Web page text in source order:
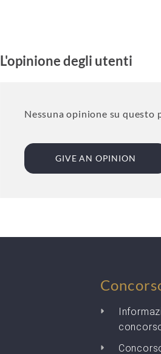
L'opinione degli utenti
Nessuna opinione su
GIVE AN OPINION